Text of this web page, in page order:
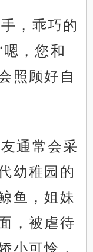
，乖巧的
，您和
照顾好自
通常会采
幼稚园的
鱼，姐妹
，被虐待
小可怜，